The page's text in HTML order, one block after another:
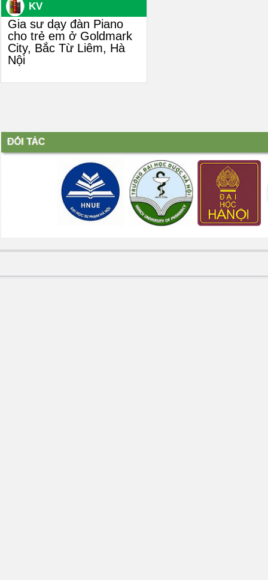
KV
Gia sư dạy đàn Piano
cho trẻ em ở Goldmark
City, Bắc Từ Liêm, Hà
Nội